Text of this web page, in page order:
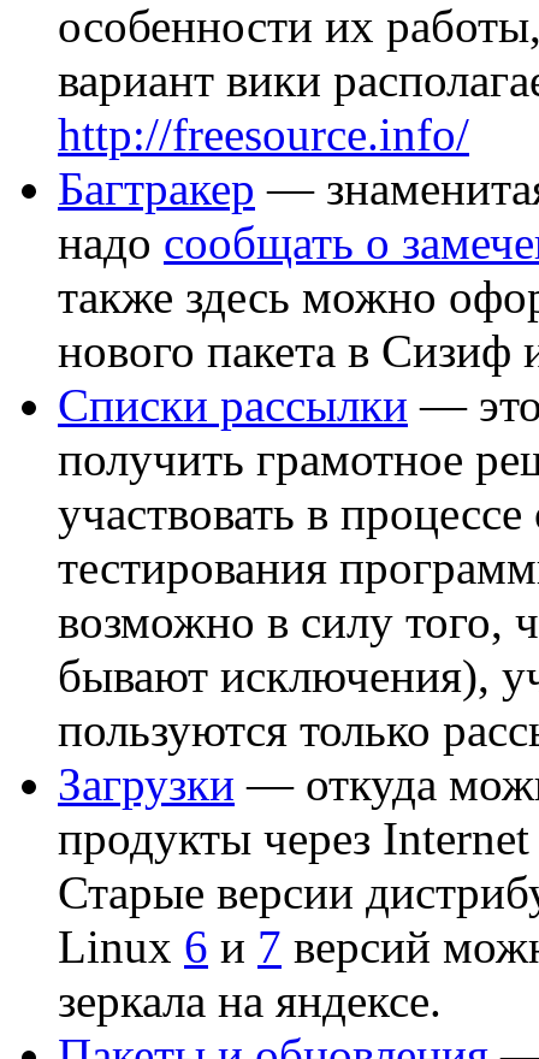
особенности их
вариант вики
http://freesource.info/
Багтракер —
надо сообщать о
также здесь можно
нового пакета в Сизиф
Списки рассылки —
получить грамотное
участвовать в
тестирования
возможно в силу того,
бывают исключения),
пользуются только
Загрузки — откуда
продукты через
Старые версии
Linux 6 и 7 версий
зеркала на яндексе.